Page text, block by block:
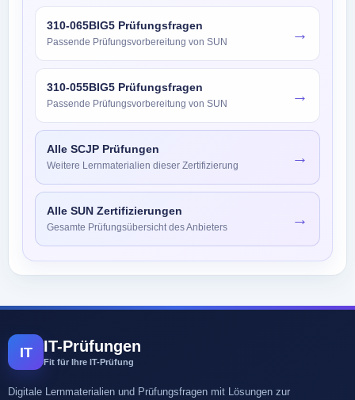
310-065BIG5 Prüfungsfragen
Passende Prüfungsvorbereitung von SUN →
310-055BIG5 Prüfungsfragen
Passende Prüfungsvorbereitung von SUN →
Alle SCJP Prüfungen
Weitere Lernmaterialien dieser Zertifizierung →
Alle SUN Zertifizierungen
Gesamte Prüfungsübersicht des Anbieters →
IT IT-Prüfungen
Fit für Ihre IT-Prüfung
Digitale Lernmaterialien und Prüfungsfragen mit Lösungen zur